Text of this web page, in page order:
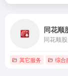
同花顺
其它服务 综合